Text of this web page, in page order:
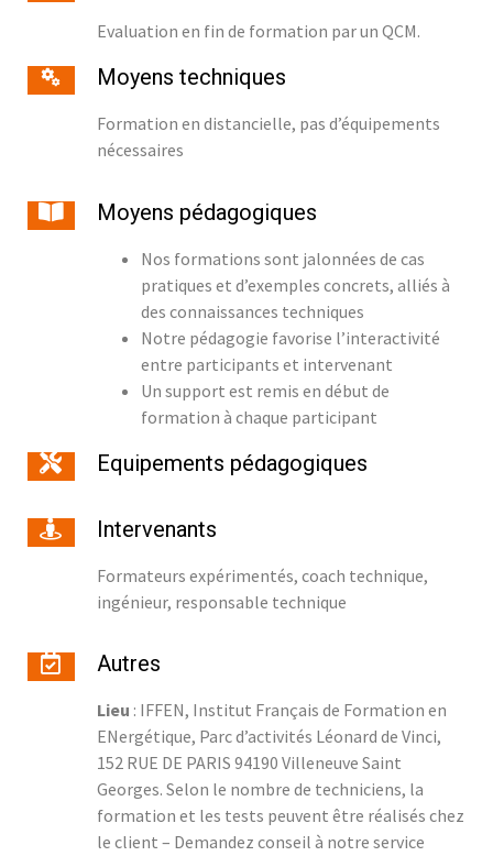
Evaluation en fin de formation par un QCM.
Moyens techniques
Formation en distancielle, pas d’équipements
nécessaires
Moyens pédagogiques
Nos formations sont jalonnées de cas
pratiques et d’exemples concrets, alliés à
des connaissances techniques
Notre pédagogie favorise l’interactivité
entre participants et intervenant
Un support est remis en début de
formation à chaque participant
Equipements pédagogiques
Intervenants
Formateurs expérimentés, coach technique,
ingénieur, responsable technique
Autres
Lieu : IFFEN, Institut Français de Formation en
ENergétique, Parc d’activités Léonard de Vinci,
152 RUE DE PARIS 94190 Villeneuve Saint
Georges. Selon le nombre de techniciens, la
formation et les tests peuvent être réalisés chez
le client – Demandez conseil à notre service